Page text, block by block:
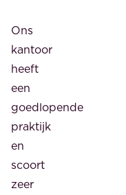
Ons
kantoor
heeft
een
goedlopende
praktijk
en
scoort
zeer